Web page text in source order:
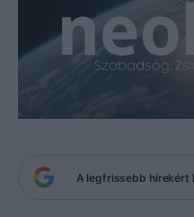
A legfrissebb hírekért